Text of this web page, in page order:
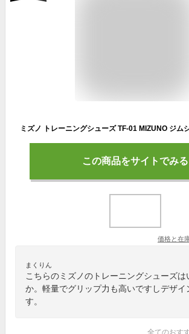
ミズノ トレーニングシューズ TF-01 MIZUNO ジム
この商品をサイトでみる
価格と在
まくりん
こちらのミズノのトレーニングシューズは
か。軽量でグリップ力も高いですしデザイ
す。
全てのおす